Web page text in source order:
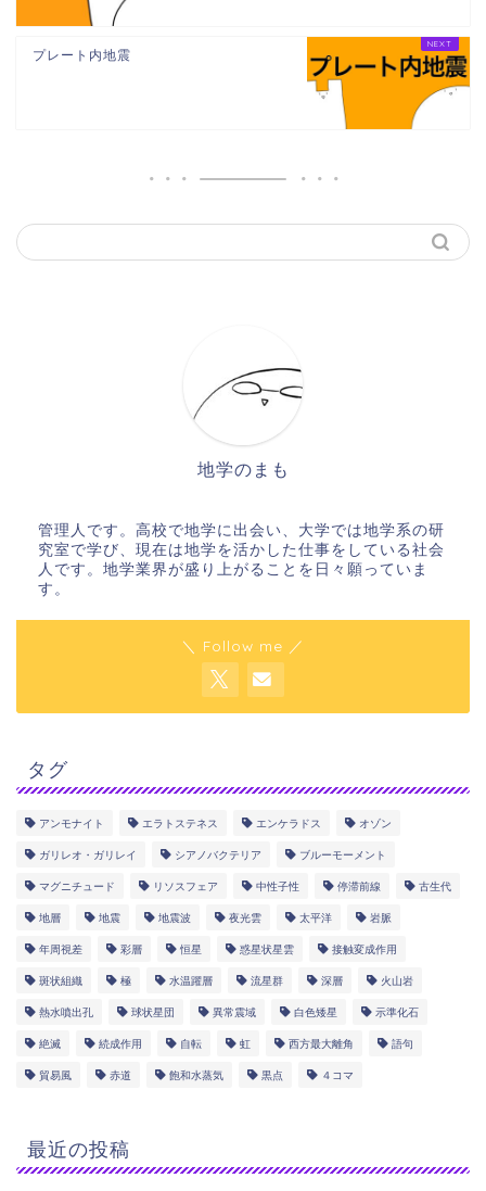
プレート内地震
地学のまも
管理人です。高校で地学に出会い、大学では地学系の研
究室で学び、現在は地学を活かした仕事をしている社会
人です。地学業界が盛り上がることを日々願っていま
す。
＼ Follow me ／
タグ
アンモナイト エラトステネス エンケラドス オゾン
ガリレオ・ガリレイ シアノバクテリア ブルーモーメント
マグニチュード リソスフェア 中性子性 停滞前線 古生代
地層 地震 地震波 夜光雲 太平洋 岩脈
年周視差 彩層 恒星 惑星状星雲 接触変成作用
斑状組織 極 水温躍層 流星群 深層 火山岩
熱水噴出孔 球状星団 異常震域 白色矮星 示準化石
絶滅 続成作用 自転 虹 西方最大離角 語句
貿易風 赤道 飽和水蒸気 黒点 ４コマ
最近の投稿